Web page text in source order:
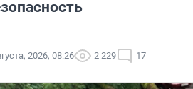
2026, 08:26 2 229 17